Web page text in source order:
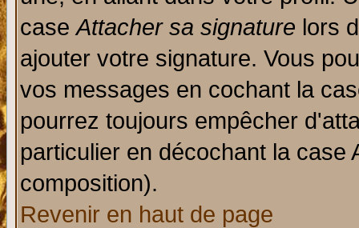
caseAttacher sa signature lors
ajouter votre signature. Vous
vos messages en cochant la
pourrez toujours empêcher
particulier en décochant la
composition).
Revenir en haut de page